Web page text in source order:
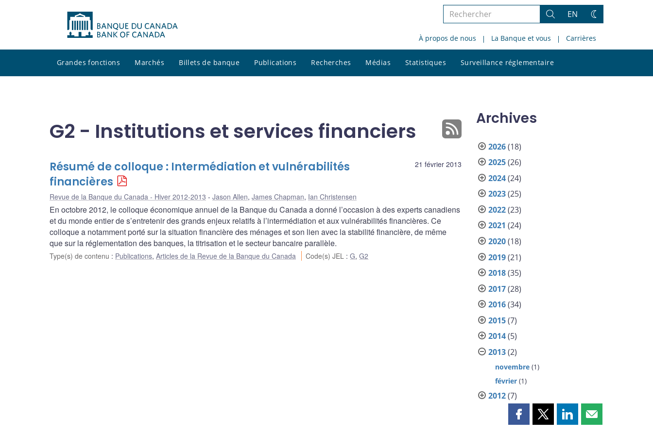
Rechercher
le
site
Rechercher
EN
Changez
thème
À propos de nous La Banque et vous Carrières
Grandes fonctions Marchés Billets de banque Publications Recherches Médias Statistiques Surveillance réglementaire
le
G2 - Institutions et services financiers
21 février 2013
Résumé de colloque : Intermédiation et vulnérabilités
financières
Revue de la Banque du Canada - Hiver 2012-2013 Jason Allen, James Chapman, Ian Christensen
En octobre 2012, le colloque économique annuel de la Banque du Canada a donné l’occasion à des experts canadiens
et du monde entier de s’entretenir des grands enjeux relatifs à l’intermédiation et aux vulnérabilités financières. Ce
colloque a notamment porté sur la situation financière des ménages et son lien avec la stabilité financière, de même
que sur la réglementation des banques, la titrisation et le secteur bancaire parallèle.
Type(s) de contenu : Publications, Articles de la Revue de la Banque du Canada Code(s) JEL :G,G2
Archives
2026(18)
2025(26)
2024(24)
2023(25)
2022(23)
2021 (24)
2020(18)
2019(21)
2018(35)
2017(28)
2016(34)
2015(7)
2014(5)
2013(2)
novembre (1)
février (1)
2012(7)
PartagerPartagerPartagerPartager